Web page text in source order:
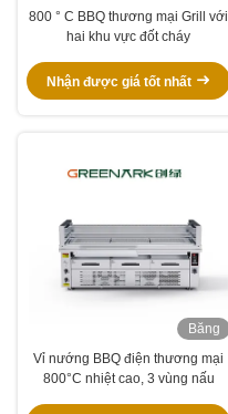
hình
800 ° C BBQ thương mại Grill với
hai khu vực đốt cháy
Nhận được giá tốt nhất
Băng
Vỉ nướng BBQ điện thương mại
800°C nhiệt cao, 3 vùng nấu